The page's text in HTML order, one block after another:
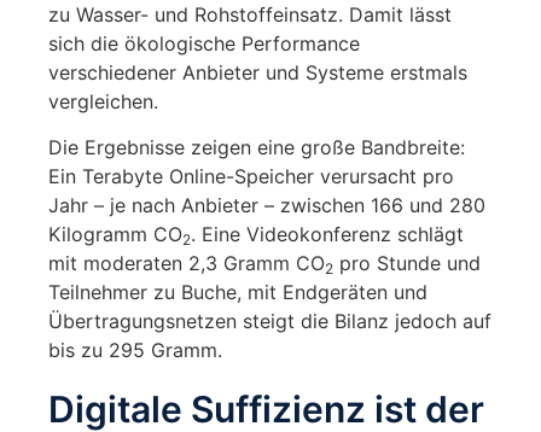
zu Wasser- und Rohstoffeinsatz. Damit lässt
sich die ökologische Performance
verschiedener Anbieter und Systeme erstmals
vergleichen.
Die Ergebnisse zeigen eine große Bandbreite:
Ein Terabyte Online-Speicher verursacht pro
Jahr – je nach Anbieter – zwischen 166 und 280
Kilogramm CO2. Eine Videokonferenz schlägt
mit moderaten 2,3 Gramm CO2 pro Stunde und
Teilnehmer zu Buche, mit Endgeräten und
Übertragungsnetzen steigt die Bilanz jedoch auf
bis zu 295 Gramm.
Digitale Suffizienz ist der